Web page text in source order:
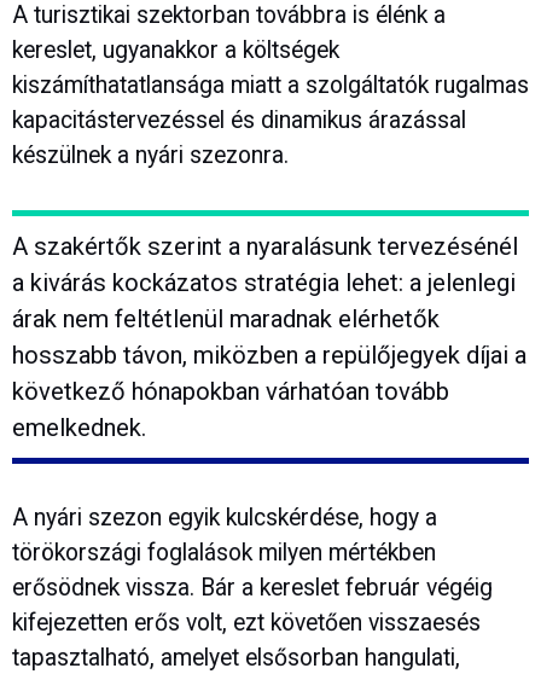
A turisztikai szektorban továbbra is élénk a
kereslet, ugyanakkor a költségek
kiszámíthatatlansága miatt a szolgáltatók rugalmas
kapacitástervezéssel és dinamikus árazással
készülnek a nyári szezonra.
A szakértők szerint a nyaralásunk tervezésénél
a kivárás kockázatos stratégia lehet: a jelenlegi
árak nem feltétlenül maradnak elérhetők
hosszabb távon, miközben a repülőjegyek díjai a
következő hónapokban várhatóan tovább
emelkednek.
A nyári szezon egyik kulcskérdése, hogy a
törökországi foglalások milyen mértékben
erősödnek vissza. Bár a kereslet február végéig
kifejezetten erős volt, ezt követően visszaesés
tapasztalható, amelyet elsősorban hangulati,